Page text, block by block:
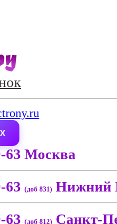
63 Москва
63 (доб 831) Нижний
63 (доб 812) Санкт-